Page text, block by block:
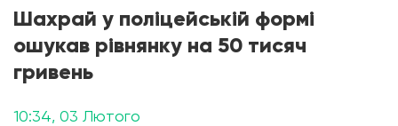
Шахрай у поліцейській формі
ошукав рівнянку на 50 тисяч
гривень
10:34, 03 Лютого